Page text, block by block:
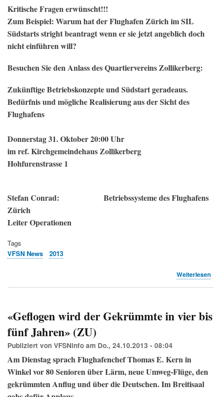
Kritische Fragen erwünscht!!!
Zum Beispiel: Warum hat der Flughafen Zürich im SIL
Südstarts stright beantragt wenn er sie jetzt angeblich doch
nicht einführen will?
Besuchen Sie den Anlass des Quartiervereins Zollikerberg:
Zukünftige Betriebskonzepte und Südstart geradeaus.
Bedürfnis und mögliche Realisierung aus der Sicht des
Flughafens
Donnerstag 31. Oktober 20:00 Uhr
im ref. Kirchgemeindehaus Zollikerberg
Hohfurenstrasse 1
Stefan Conrad: Betriebssysteme des Flughafens
Zürich
Leiter Operationen
Tags
VFSN News
2013
Weiterlesen
«Geflogen wird der Gekrümmte in vier bis
fünf Jahren» (ZU)
Publiziert von VFSNinfo am Do., 24.10.2013 - 08:04
Am Dienstag sprach Flughafenchef Thomas E. Kern in
Winkel vor 80 Senioren über Lärm, neue Umweg-Flüge, den
gekrümmten Anflug und über die Deutschen. Im Breitisaal